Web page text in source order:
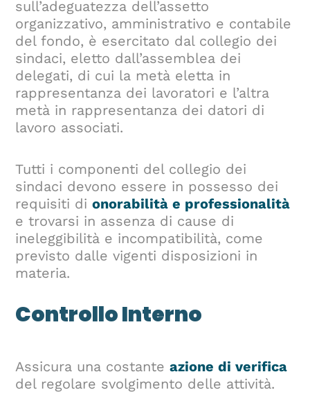
sull’adeguatezza dell’assetto
organizzativo, amministrativo e contabile
del fondo, è esercitato dal collegio dei
sindaci, eletto dall’assemblea dei
delegati, di cui la metà eletta in
rappresentanza dei lavoratori e l’altra
metà in rappresentanza dei datori di
lavoro associati.
Tutti i componenti del collegio dei
sindaci devono essere in possesso dei
requisiti dionorabilità e professionalità
e trovarsi in assenza di cause di
ineleggibilità e incompatibilità, come
previsto dalle vigenti disposizioni in
materia.
Controllo Interno
Assicura una costanteazione di verifica
del regolare svolgimento delle attività.